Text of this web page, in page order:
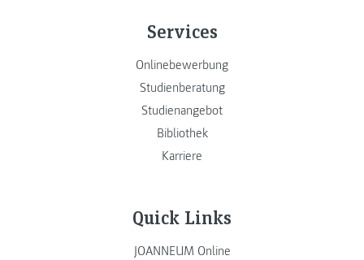
Services
Onlinebewerbung
Studienberatung
Studienangebot
Bibliothek
Karriere
Quick Links
JOANNEUM Online